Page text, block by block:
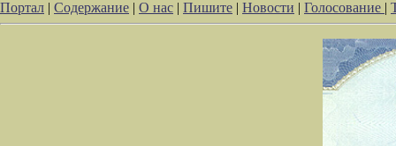
Портал | Содержание | О нас | Пишите | Новости | Голосование |